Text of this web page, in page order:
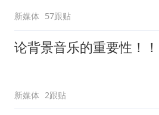
新媒体 57跟贴
论背景音乐的重要性！！
新媒体 2跟贴